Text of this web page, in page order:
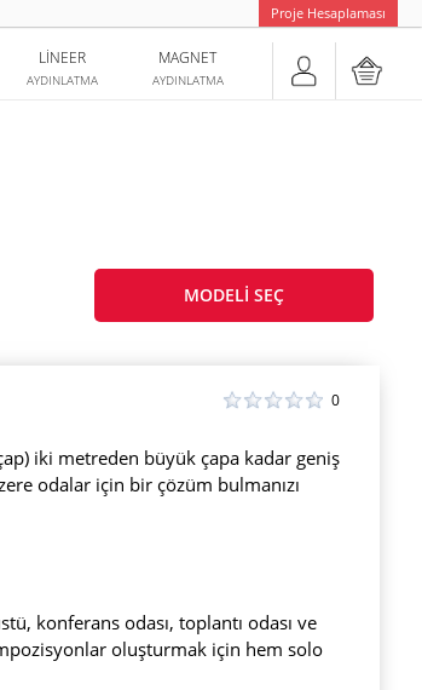
Proje Hesaplaması
MAGNET
AYDINLATMA
LINEER
AYDINLATMA
MODELI SEÇ
0
iki metreden büyük çapa kadar geniş
odalar için bir çözüm bulmanızı
konferans odası, toplantı odası ve
oluşturmak için hem solo